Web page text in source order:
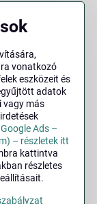
)
vonatkozó
eszközeit és
adatok
vagy más
Google Ads –
– részletek itt
kattintva
részletes